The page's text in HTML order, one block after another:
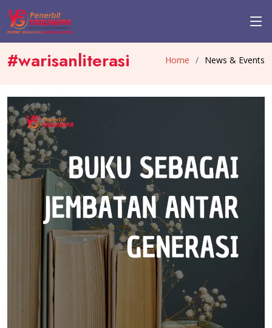
#warisanliterasi Home News & Events